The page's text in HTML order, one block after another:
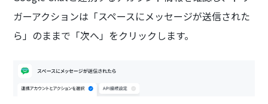
ガーアクションは「スペースにメッセージが送信された
ら」のままで「次へ」をクリックします。